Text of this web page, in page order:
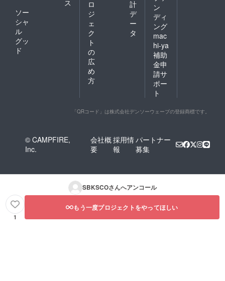
ス
ソー
シャ
ル
グッ
ド
ロ
ジ
ェ
ク
ト
の
広
め
方
計
デ
ー
タ
ン
ディ
ング
mac
hi-ya
補助
金申
請サ
ポー
ト
「QRコード」は株式会社デンソーウェーブの登録商標です。
© CAMPFIRE,
Inc.
会社概
要
採用情
報
パートナー
募集
SBKSCOさんへアンコール
1
もう一度プロジェクトをやってほしい